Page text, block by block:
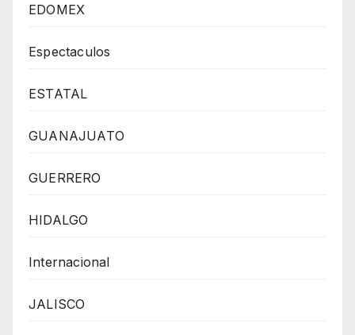
EDOMEX
Espectaculos
ESTATAL
GUANAJUATO
GUERRERO
HIDALGO
Internacional
JALISCO